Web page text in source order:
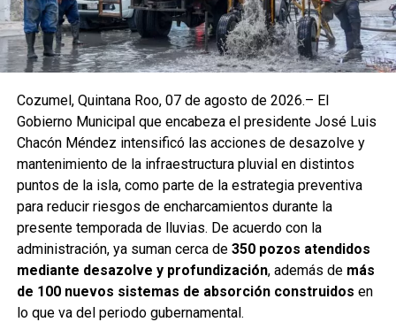
cozumeleñas.
El Gobierno Municipal reafirmó su compromiso de seguir
fortaleciendo la promoción del destino y de trabajar de
Cozumel, Quintana Roo, 07 de agosto de 2026.– El
Gobierno Municipal que encabeza el presidente José Luis
Chacón Méndez intensificó las acciones de desazolve y
mantenimiento de la infraestructura pluvial en distintos
puntos de la isla, como parte de la estrategia preventiva
para reducir riesgos de encharcamientos durante la
presente temporada de lluvias. De acuerdo con la
administración, ya suman cerca de 350 pozos atendidos
mediante desazolve y profundización, además de más
de 100 nuevos sistemas de absorción construidos en
lo que va del periodo gubernamental.